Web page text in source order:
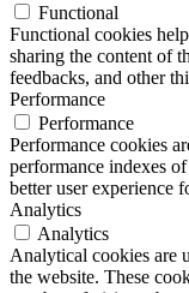
Functional
Functional cookies
sharing the content of
feedbacks, and other
Performance
Performance
Performance cookies
performance indexes
better user experience
Analytics
Analytics
Analytical cookies are
the website. These